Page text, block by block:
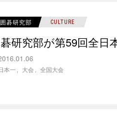
囲碁研究部 CULTURE
研究部が第59回全日
本一 大会 全国大会